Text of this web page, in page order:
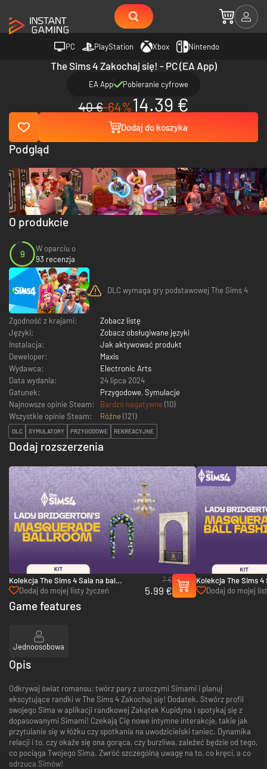
PC PlayStation Xbox Nintendo
The Sims 4 Zakochaj się! - PC (EA App)
EA App Pobieranie cyfrowe
40 €-64%14.39 €
Dodaj do koszyka
O produkcie
9
W oparciu o
93 recenzja
DLC wymaga gry podstawowej The Sims 4
Zgodność z krajami:
Zobacz listę
Języki:
Zobacz obsługiwane języki
Instalacja:
Jak aktywować produkt
Deweloper:
Maxis
Wydawca:
Electronic Arts
Data wydania:
24 lipca 2024
Gatunek:
Przygodowe, Symulacje
Najnowsze opinie Steam:
Bardzo negatywne (10)
Wszystkie opinie Steam:
Różne (121)
DLC SYMULATORY PRZYGODOWE REKREACYJNE
Dodaj rozszerzenia
Kolekcja The Sims 4 Sala na bal
maskowy lady Bridgerton - PC (EA App)
Dodaj do mojej listy życzeń
7 €
5.99 €
Kolekcja The Sims 4
maskowy lady
(EA App)
Dodaj do mojej
Podgląd
Game features
Jednoosobowa
Opis
Odkrywaj świat romansu: twórz pary z uroczymi Simami i planuj
ekscytujące randki w The Sims 4 Zakochaj się! Dodatek. Stwórz profil
swojego Sima w aplikacji randkowej Zakątek Kupidyna i spotykaj się z
dopasowanymi Simami! Czekają Cię nowe intymne interakcje, takie jak
przytulanie się w łóżku czy spotkania na uwodzicielski taniec. Dynamika
relacji i to, czy okaże się ona gorąca, czy burzliwa, zależeć będzie od tego,
co pociąga Twojego Sima. Zwróć szczególną uwagę na to, co kręci, a co
odrzuca Simów!